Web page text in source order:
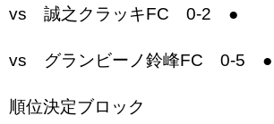
vs 誠之クラッキFC 0-2 ●
vs グランビーノ鈴峰FC 0-5 ●
順位決定ブロック